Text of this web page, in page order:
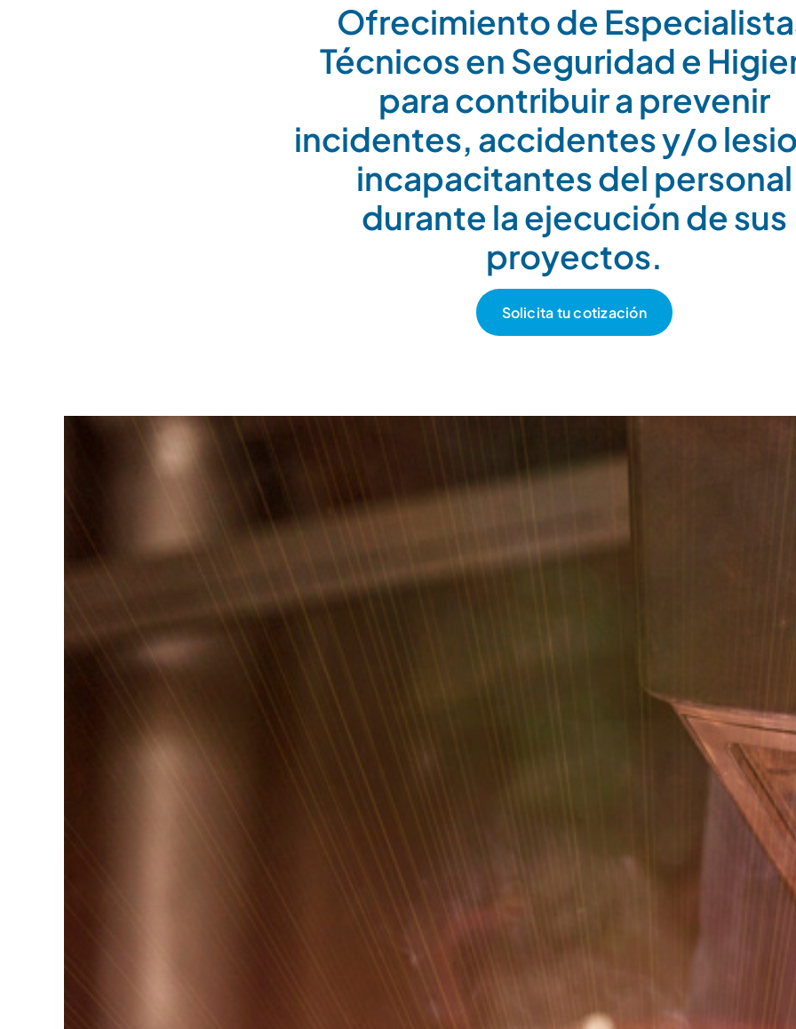
Ofrecimiento de
Técnicos en Seguridad e
para contribuir a prevenir
incidentes, accidentes y/o
incapacitantes del personal
durante la ejecución de sus
proyectos.
Solicita tu cotización